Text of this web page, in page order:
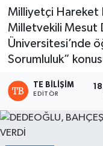
Milliyetçi Hareket
Milletvekili Mesut
Üniversitesi’nde
Sorumluluk”
TE BILIŞIM
EDITÖR
Haber Arşivi